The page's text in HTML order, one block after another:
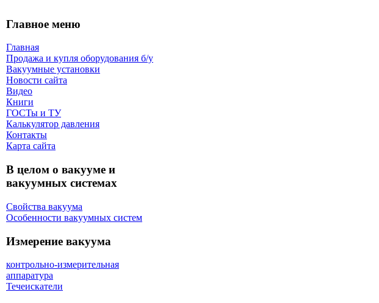
Главное меню
Главная
Продажа и купля оборудования б/y
Вакуумные установки
Новости сайта
Видео
Книги
ГОСТы и ТУ
Калькулятор давления
Контакты
Карта сaйта
В целом о вакууме и
вакуумных системах
Свойства вакуума
Особенности вакуумных систем
Измерение вакуума
контрольно-измерительная
аппаратура
Течеискатели